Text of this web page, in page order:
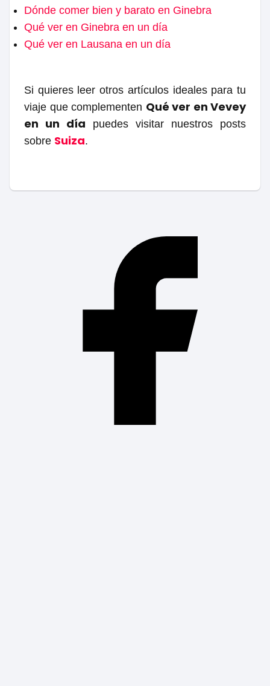
Dónde comer bien y barato en Ginebra
Qué ver en Ginebra en un día
Qué ver en Lausana en un día
Si quieres leer otros artículos ideales para tu
viaje que complementen Qué ver en Vevey
en un día puedes visitar nuestros posts
sobre Suiza.